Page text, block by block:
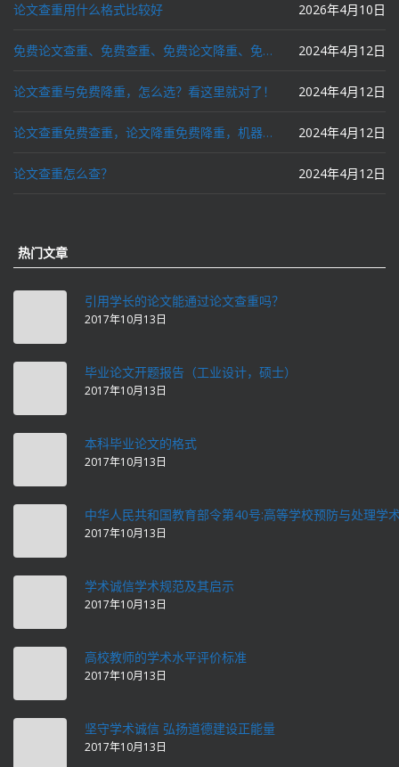
论文查重用什么格式比较好 2026年4月10日
免费论文查重、免费查重、免费论文降重、免费降重、智能降重、一键降重、降低AIGC写作率、AI写论文，这些名词你了解吗？ 2024年4月12日
论文查重与免费降重，怎么选？看这里就对了！ 2024年4月12日
论文查重免费查重，论文降重免费降重，机器降重，人工降重，降低AIGC写作率，ai写论文，都要选论文狗和paperdog以及文思慧达！ 2024年4月12日
论文查重怎么查？ 2024年4月12日
热门文章
引用学长的论文能通过论文查重吗？
2017年10月13日
毕业论文开题报告（工业设计，硕士）
2017年10月13日
本科毕业论文的格式
2017年10月13日
中华人民共和国教育部令第40号:高等学校预防与处理学
2017年10月13日
学术诚信学术规范及其启示
2017年10月13日
高校教师的学术水平评价标准
2017年10月13日
坚守学术诚信 弘扬道德建设正能量
2017年10月13日